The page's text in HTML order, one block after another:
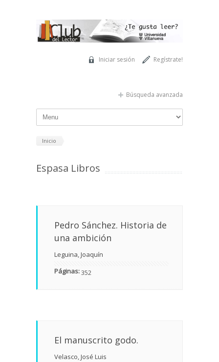
Regístrate!
Iniciar sesión
Búsqueda avanzada
Inicio
Espasa Libros
Pedro Sánchez. Historia de
una ambición
Leguina, Joaquín
Páginas:352
El manuscrito godo.
Velasco, José Luis